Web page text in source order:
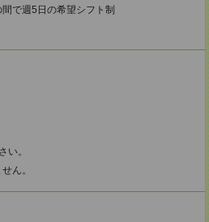
で週5日の希望シフト制
い。
ん。